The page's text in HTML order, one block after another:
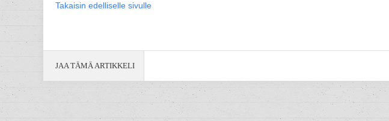
Takaisin edelliselle sivulle
JAA TÄMÄ ARTIKKELI